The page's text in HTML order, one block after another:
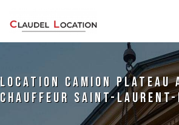
location camion plateau
chauffeur Saint-Laurent-